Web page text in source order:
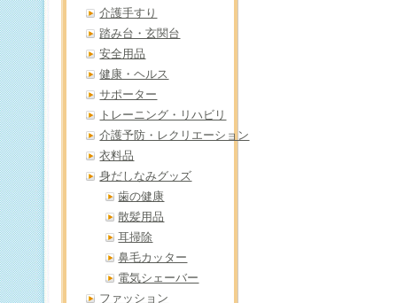
介護手すり
踏み台・玄関台
安全用品
健康・ヘルス
サポーター
トレーニング・リハビリ
介護予防・レクリエーション
衣料品
身だしなみグッズ
歯の健康
散髪用品
耳掃除
鼻毛カッター
電気シェーバー
ファッション